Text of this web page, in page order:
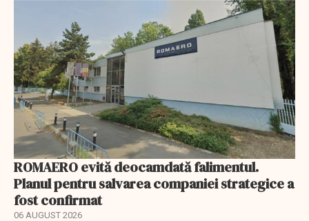
ROMAERO evită deocamdată falimentul.
Planul pentru salvarea companiei strategice a
fost confirmat
06 AUGUST 2026